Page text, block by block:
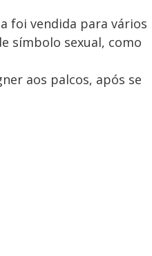
foi vendida para vários
símbolo sexual, como
aos palcos, após se